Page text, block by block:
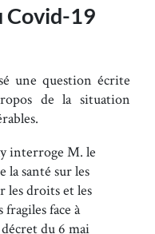
Covid-19
une question écrite
de la situation
interroge M. le
la santé sur les
les droits et les
face à
du 6 mai